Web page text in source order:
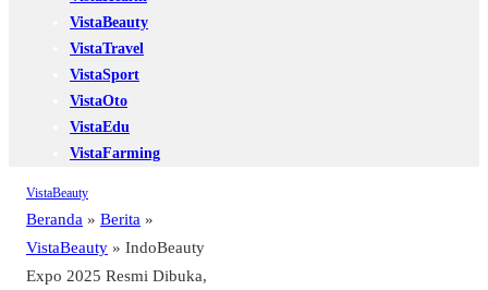
VistaBeauty
VistaTravel
VistaSport
VistaOto
VistaEdu
VistaFarming
VistaBeauty
Beranda » Berita »
VistaBeauty » IndoBeauty
Expo 2025 Resmi Dibuka,